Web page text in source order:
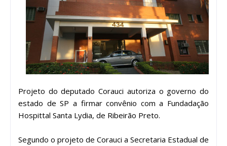
Projeto do deputado Corauci autoriza o governo do
estado de SP a firmar convênio com a Fundadação
Hospittal Santa Lydia, de Ribeirão Preto.
Segundo o projeto de Corauci a Secretaria Estadual de